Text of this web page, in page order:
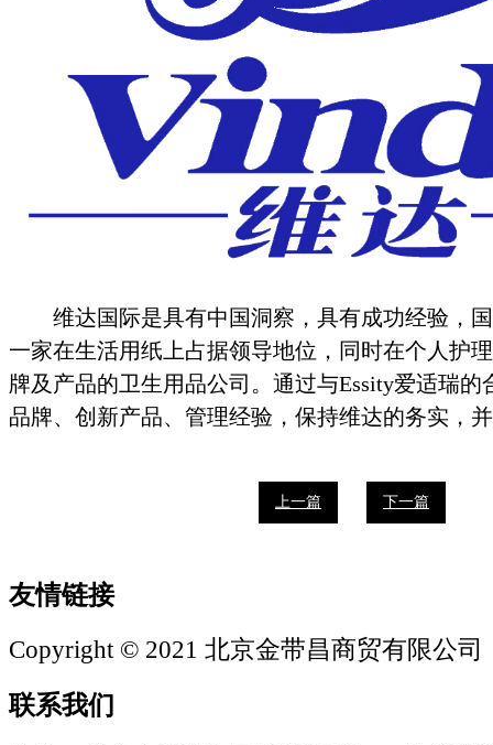
维达国际是具有中国洞察，具有成功经验，国
一家在生活用纸上占据领导地位，同时在个人护
牌及产品的卫生用品公司。通过与Essity爱适瑞的
品牌、创新产品、管理经验，保持维达的务实，
上一篇 下一篇
友情链接
Copyright © 2021 北京金带昌商贸有限公司
联系我们